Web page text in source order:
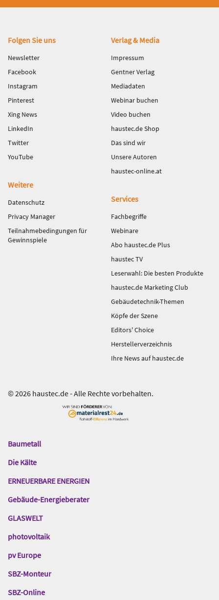
Fußbereich
Folgen Sie uns
Newsletter
Facebook
Instagram
Pinterest
Xing News
LinkedIn
Twitter
YouTube
Verlag & Media
Impressum
Gentner Verlag
Mediadaten
Webinar buchen
Video buchen
haustec.de Shop
Das sind wir
Unsere Autoren
haustec-online.at
Weitere
Datenschutz
Privacy Manager
Teilnahmebedingungen für
Gewinnspiele
Services
Fachbegriffe
Webinare
Abo haustec.de Plus
haustec TV
Leserwahl: Die besten Produkte
haustec.de Marketing Club
Gebäudetechnik-Themen
Köpfe der Szene
Editors' Choice
Herstellerverzeichnis
Ihre News auf haustec.de
© 2026 haustec.de - Alle Rechte vorbehalten.
Das
Gentner
Baumetall
Die Kälte
ERNEUERBARE ENERGIEN
Gebäude-Energieberater
GLASWELT
photovoltaik
pv Europe
SBZ-Monteur
SBZ-Online